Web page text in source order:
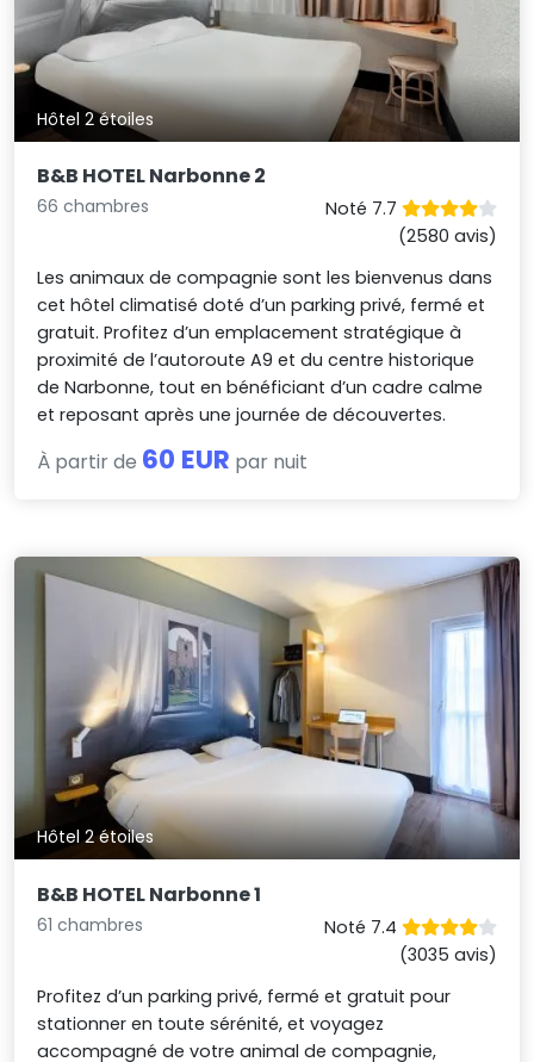
Hôtel 2 étoiles
B&B HOTEL Narbonne 2
66 chambres
Noté 7.7
(2580 avis)
Les animaux de compagnie sont les bienvenus dans
cet hôtel climatisé doté d’un parking privé, fermé et
gratuit. Profitez d’un emplacement stratégique à
proximité de l’autoroute A9 et du centre historique
de Narbonne, tout en bénéficiant d’un cadre calme
et reposant après une journée de découvertes.
À partir de 60 EUR par nuit
Hôtel 2 étoiles
B&B HOTEL Narbonne 1
61 chambres
Noté 7.4
(3035 avis)
Profitez d’un parking privé, fermé et gratuit pour
stationner en toute sérénité, et voyagez
accompagné de votre animal de compagnie,